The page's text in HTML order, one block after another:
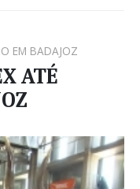
EM BADAJOZ
ATÉ